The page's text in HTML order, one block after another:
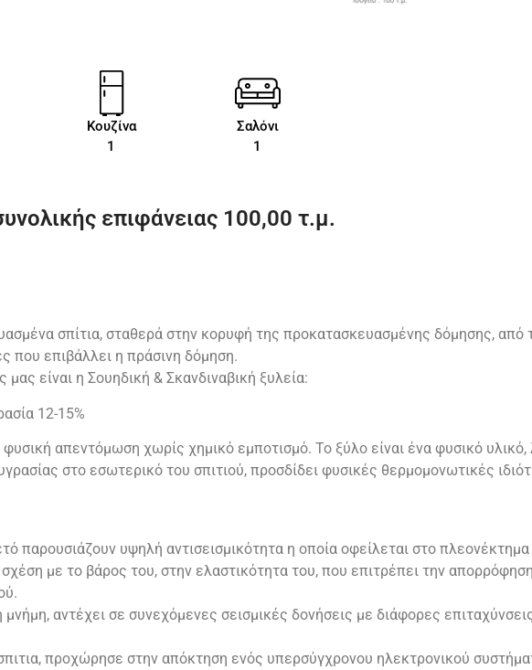
Κουζίνα
1
Σαλόνι
1
επιφάνειας 100,00 τ.μ.
σπίτια, σταθερά στην κορυφή της προκατασκευασμένης δόμησης, από
που επιβάλλει η πράσινη δόμηση.
μας είναι η Σουηδική & Σκανδιναβική ξυλεία:
12-15%
απεντόμωση χωρίς χημικό εμποτισμό. Το ξύλο είναι ένα φυσικό
στο εσωτερικό του σπιτιού, προσδίδει φυσικές θερμομονωτικές
παρουσιάζουν υψηλή αντισεισμικότητα η οποία οφείλεται στο
με το βάρος του, στην ελαστικότητα του, που επιτρέπει την
μνήμη, αντέχει σε συνεχόμενες σεισμικές δονήσεις με διάφορες
προχώρησε στην απόκτηση ενός υπερσύγχρονου ηλεκτρονικού